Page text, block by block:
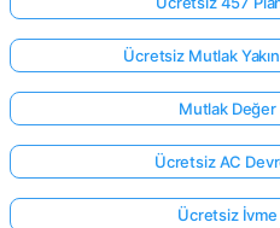
Ücretsiz Mutlak
Mutlak Değer
Ücretsiz AC
Ücretsiz İvme